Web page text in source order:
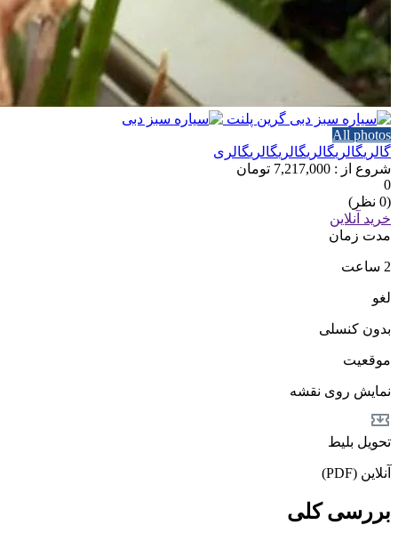
All photos
گالریگالریگالریگالریگالریگالری
شروع از : 7,217,000 تومان
0
(0 نظر)
خرید آنلاین
مدت زمان
2 ساعت
لغو
بدون کنسلی
موقعیت
نمایش روی نقشه
تحویل بلیط
آنلاین (PDF)
بررسی کلی